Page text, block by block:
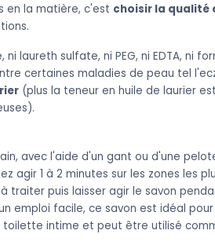
en la matière, c'est choisir la qualité
laureth sulfate, ni PEG, ni EDTA, ni
certaines maladies de peau tel
(plus la teneur en huile de laurier
avec l'aide d'un gant ou d'une
agir 1 à 2 minutes sur les zones les
traiter puis laisser agir le savon
emploi facile, ce savon est idéal
intime et peut être utilisé